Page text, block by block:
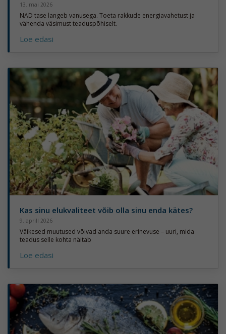
13. mai 2026
NAD tase langeb vanusega. Toeta rakkude energiavahetust ja
vähenda väsimust teaduspõhiselt.
Loe edasi
Kas sinu elukvaliteet võib olla sinu enda kätes?
9. aprill 2026
Väikesed muutused võivad anda suure erinevuse – uuri, mida
teadus selle kohta näitab
Loe edasi